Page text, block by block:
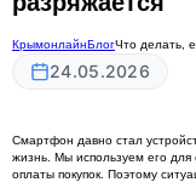
КрымонлайнБлогЧто делать,
24.05.2026
Смартфон давно стал
жизнь. Мы используем его
оплаты покупок. Поэтому